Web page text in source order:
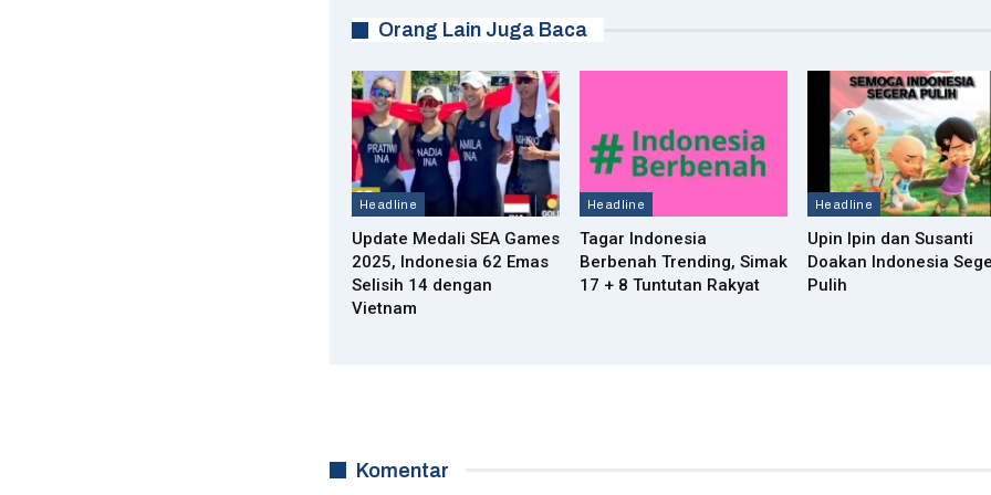
Orang Lain Juga Baca
Headline
Update Medali SEA Games
2025, Indonesia 62 Emas
Selisih 14 dengan
Vietnam
Headline
Tagar Indonesia
Berbenah Trending, Simak
17 + 8 Tuntutan Rakyat
Headline
Upin Ipin dan Susanti
Doakan Indonesia
Pulih
Komentar